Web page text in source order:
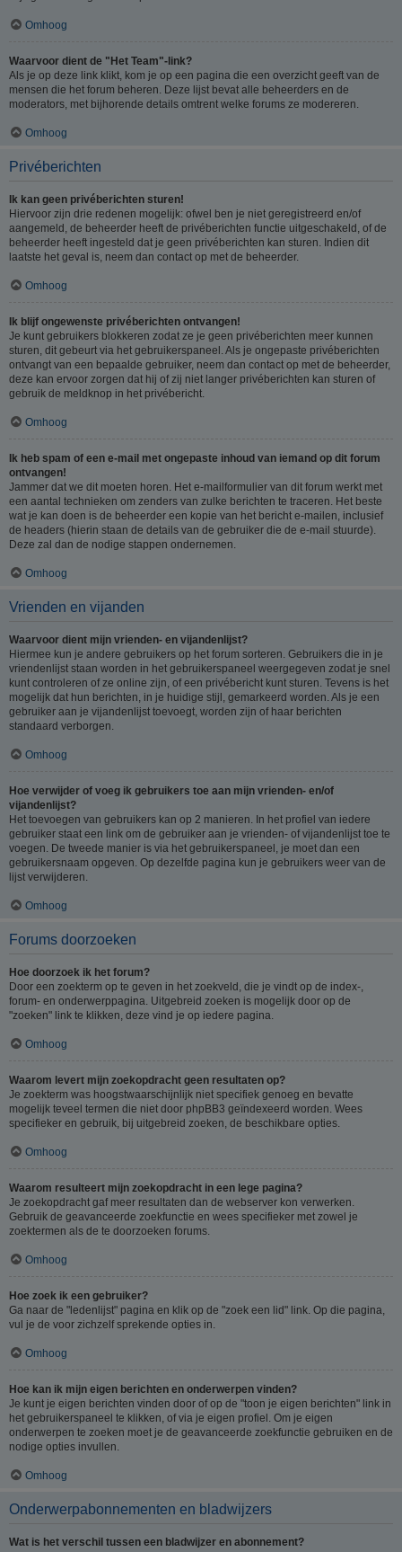
Omhoog
Waarvoor dient de "Het Team"-link?
Als je op deze link klikt, kom je op een pagina die een overzicht geeft van de
mensen die het forum beheren. Deze lijst bevat alle beheerders en de
moderators, met bijhorende details omtrent welke forums ze modereren.
Omhoog
Privéberichten
Ik kan geen privéberichten sturen!
Hiervoor zijn drie redenen mogelijk: ofwel ben je niet geregistreerd en/of
aangemeld, de beheerder heeft de privéberichten functie uitgeschakeld, of de
beheerder heeft ingesteld dat je geen privéberichten kan sturen. Indien dit
laatste het geval is, neem dan contact op met de beheerder.
Omhoog
Ik blijf ongewenste privéberichten ontvangen!
Je kunt gebruikers blokkeren zodat ze je geen privéberichten meer kunnen
sturen, dit gebeurt via het gebruikerspaneel. Als je ongepaste privéberichten
ontvangt van een bepaalde gebruiker, neem dan contact op met de beheerder,
deze kan ervoor zorgen dat hij of zij niet langer privéberichten kan sturen of
gebruik de meldknop in het privébericht.
Omhoog
Ik heb spam of een e-mail met ongepaste inhoud van iemand op dit forum
ontvangen!
Jammer dat we dit moeten horen. Het e-mailformulier van dit forum werkt met
een aantal technieken om zenders van zulke berichten te traceren. Het beste
wat je kan doen is de beheerder een kopie van het bericht e-mailen, inclusief
de headers (hierin staan de details van de gebruiker die de e-mail stuurde).
Deze zal dan de nodige stappen ondernemen.
Omhoog
Vrienden en vijanden
Waarvoor dient mijn vrienden- en vijandenlijst?
Hiermee kun je andere gebruikers op het forum sorteren. Gebruikers die in je
vriendenlijst staan worden in het gebruikerspaneel weergegeven zodat je snel
kunt controleren of ze online zijn, of een privébericht kunt sturen. Tevens is het
mogelijk dat hun berichten, in je huidige stijl, gemarkeerd worden. Als je een
gebruiker aan je vijandenlijst toevoegt, worden zijn of haar berichten
standaard verborgen.
Omhoog
Hoe verwijder of voeg ik gebruikers toe aan mijn vrienden- en/of
vijandenlijst?
Het toevoegen van gebruikers kan op 2 manieren. In het profiel van iedere
gebruiker staat een link om de gebruiker aan je vrienden- of vijandenlijst toe te
voegen. De tweede manier is via het gebruikerspaneel, je moet dan een
gebruikersnaam opgeven. Op dezelfde pagina kun je gebruikers weer van de
lijst verwijderen.
Omhoog
Forums doorzoeken
Hoe doorzoek ik het forum?
Door een zoekterm op te geven in het zoekveld, die je vindt op de index-,
forum- en onderwerppagina. Uitgebreid zoeken is mogelijk door op de
"zoeken" link te klikken, deze vind je op iedere pagina.
Omhoog
Waarom levert mijn zoekopdracht geen resultaten op?
Je zoekterm was hoogstwaarschijnlijk niet specifiek genoeg en bevatte
mogelijk teveel termen die niet door phpBB3 geïndexeerd worden. Wees
specifieker en gebruik, bij uitgebreid zoeken, de beschikbare opties.
Omhoog
Waarom resulteert mijn zoekopdracht in een lege pagina?
Je zoekopdracht gaf meer resultaten dan de webserver kon verwerken.
Gebruik de geavanceerde zoekfunctie en wees specifieker met zowel je
zoektermen als de te doorzoeken forums.
Omhoog
Hoe zoek ik een gebruiker?
Ga naar de "ledenlijst" pagina en klik op de "zoek een lid" link. Op die pagina,
vul je de voor zichzelf sprekende opties in.
Omhoog
Hoe kan ik mijn eigen berichten en onderwerpen vinden?
Je kunt je eigen berichten vinden door of op de "toon je eigen berichten" link in
het gebruikerspaneel te klikken, of via je eigen profiel. Om je eigen
onderwerpen te zoeken moet je de geavanceerde zoekfunctie gebruiken en de
nodige opties invullen.
Omhoog
Onderwerpabonnementen en bladwijzers
Wat is het verschil tussen een bladwijzer en abonnement?